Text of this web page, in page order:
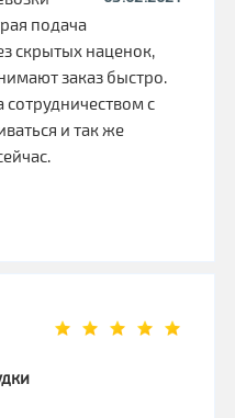
подача
скрытых наценок,
заказ быстро.
с
и так же